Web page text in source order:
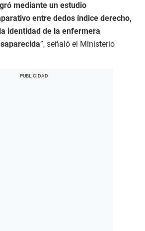
mediante un estudio
entre dedos índice derecho,
identidad de la enfermera
”, señaló el Ministerio